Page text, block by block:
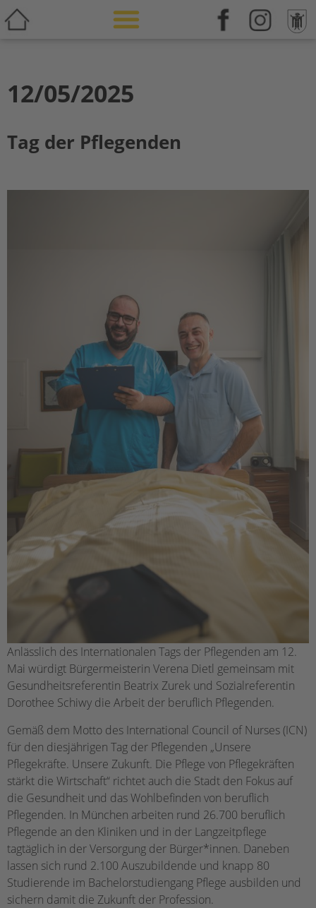
Tag der Pflegenden
12/05/2025
Anlässlich des Internationalen Tags der Pflegenden am 12.
Mai würdigt Bürgermeisterin Verena Dietl gemeinsam mit
Gesundheitsreferentin Beatrix Zurek und Sozialreferentin
Dorothee Schiwy die Arbeit der beruflich Pflegenden.
Gemäß dem Motto des International Council of Nurses (ICN)
für den diesjährigen Tag der Pflegenden „Unsere
Pflegekräfte. Unsere Zukunft. Die Pflege von Pflegekräften
stärkt die Wirtschaft“ richtet auch die Stadt den Fokus auf
die Gesundheit und das Wohlbefinden von beruflich
Pflegenden. In München arbeiten rund 26.700 beruflich
Pflegende an den Kliniken und in der Langzeitpflege
tagtäglich in der Versorgung der Bürger*innen. Daneben
lassen sich rund 2.100 Auszubildende und knapp 80
Studierende im Bachelorstudiengang Pflege ausbilden und
sichern damit die Zukunft der Profession.